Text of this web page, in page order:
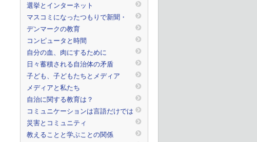
選挙とインターネット
マスコミになったつもりで新聞・
TVを読んで（見て、聞いて）みよ
う！
デンマークの教育
コンピュータと時間
自分の血、肉にするために
日々蓄積される自治体の矛盾
子ども、子どもたちとメディア
メディアと私たち
自治に関する教育は？
コミュニケーションは言語だけでは
ない
災害とコミュニティ
教えることと学ぶことの関係